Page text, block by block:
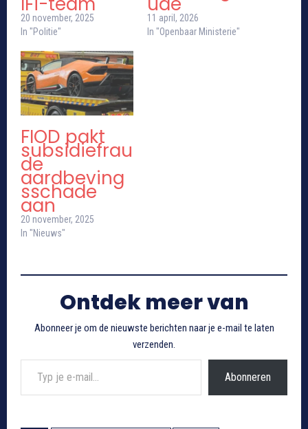
20 november, 2025
In "Politie"
11 april, 2026
In "Openbaar Ministerie"
FIOD pakt
subsidiefrau
de
aardbeving
sschade
aan
20 november, 2025
In "Nieuws"
Ontdek meer van
Abonneer je om de nieuwste berichten naar je e-mail te laten
verzenden.
Typ je e-mail...
Abonneren